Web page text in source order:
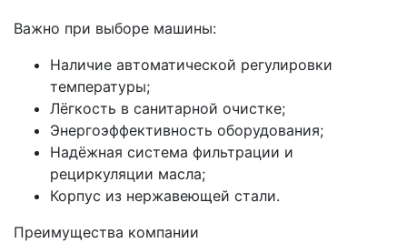
Важно при выборе машины:
Наличие автоматической регулировки
температуры;
Лёгкость в санитарной очистке;
Энергоэффективность оборудования;
Надёжная система фильтрации и
рециркуляции масла;
Корпус из нержавеющей стали.
Преимущества компании